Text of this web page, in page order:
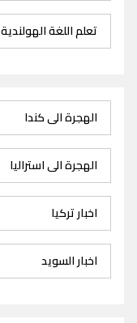
تعلم اللغة الهولندية
الهجرة الى كندا
الهجرة الى استراليا
اخبار تركيا
اخبار السويد